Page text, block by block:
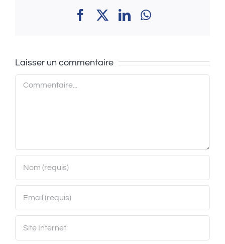
FacebookLinkedInWhatsApp
Laisser un commentaire
Commentaire